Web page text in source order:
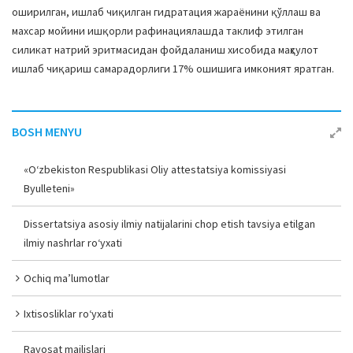
оширилган, ишлаб чиқилган гидратация жараёнини қўллаш ва
махсар мойини ишқорли рафинациялашда таклиф этилган
силикат натрий эритмасидан фойдаланиш хисобида маҳсулот
ишлаб чиқариш самарадорлиги 17% ошишига имконият яратган.
BOSH MENYU
«O‘zbekiston Respublikasi Oliy attestatsiya komissiyasi
Byulleteni»
Dissertatsiya asosiy ilmiy natijalarini chop etish tavsiya etilgan
ilmiy nashrlar ro‘yxati
Ochiq ma’lumotlar
Ixtisosliklar ro‘yxati
Rayosat majlislari